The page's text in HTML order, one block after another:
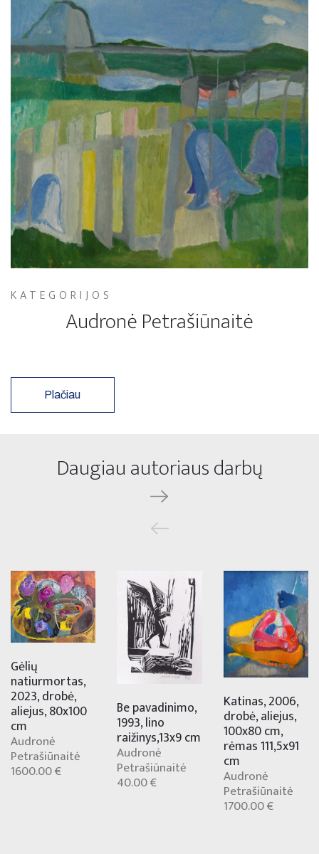
KATEGORIJOS
Audronė Petrašiūnaitė
Plačiau
Daugiau autoriaus darbų
Gėlių
natiurmortas,
2023, drobė,
aliejus, 80x100
cm
Audronė
Petrašiūnaitė
1600.00 €
Be pavadinimo,
1993, lino
raižinys,13x9 cm
Audronė
Petrašiūnaitė
40.00 €
Katinas, 2006,
drobė, aliejus,
100x80 cm,
rėmas 111,5x91
cm
Audronė
Petrašiūnaitė
1700.00 €